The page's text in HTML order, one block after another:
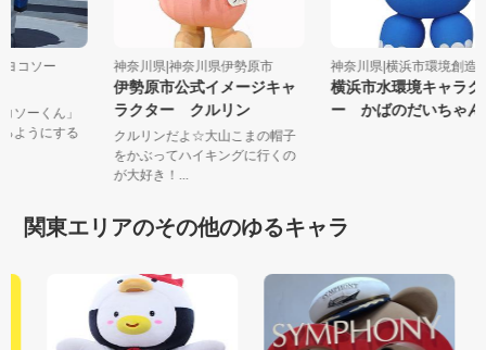
ヨコソー
コソーくん」
るようにする
神奈川県|神奈川県伊勢原市
伊勢原市公式イメージキャ
ラクター クルリン
クルリンだよ☆大山こまの帽子
をかぶってハイキングに行くの
が大好き！...
神奈川県|横浜市環境創
横浜市水環境キャラ
ー かばのだいちゃ
関東エリアのその他のゆるキャラ